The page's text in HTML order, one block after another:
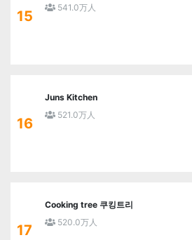
15
541.0万人
16
Juns Kitchen
521.0万人
17
Cooking tree 쿠킹트리
520.0万人